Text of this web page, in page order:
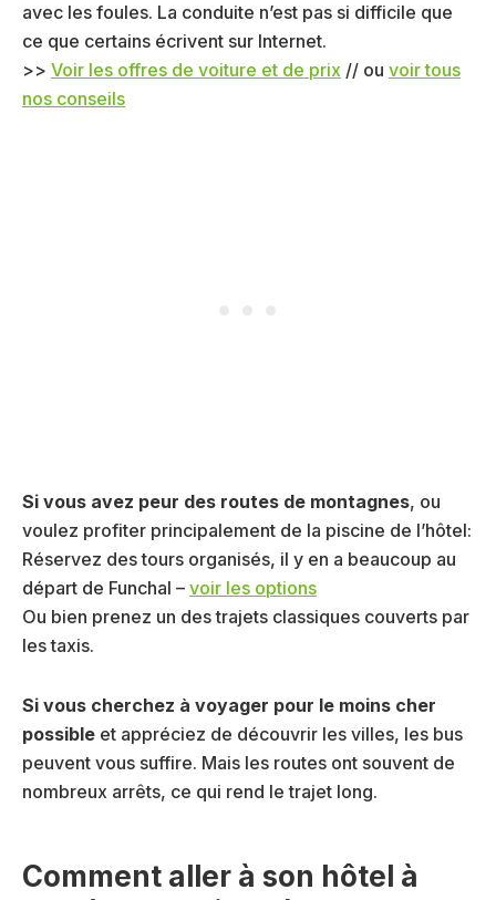
avec les foules. La conduite n’est pas si difficile que
ce que certains écrivent sur Internet.
>> Voir les offres de voiture et de prix // ou voir tous
nos conseils
Si vous avez peur des routes de montagnes, ou
voulez profiter principalement de la piscine de l’hôtel:
Réservez des tours organisés, il y en a beaucoup au
départ de Funchal – voir les options
Ou bien prenez un des trajets classiques couverts par
les taxis.
Si vous cherchez à voyager pour le moins cher
possible et appréciez de découvrir les villes, les bus
peuvent vous suffire. Mais les routes ont souvent de
nombreux arrêts, ce qui rend le trajet long.
Comment aller à son hôtel à